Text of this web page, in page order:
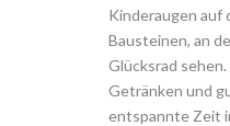
Kinderaugen auf
Bausteinen, an
Glücksrad
Getränken und
entspannte Zeit